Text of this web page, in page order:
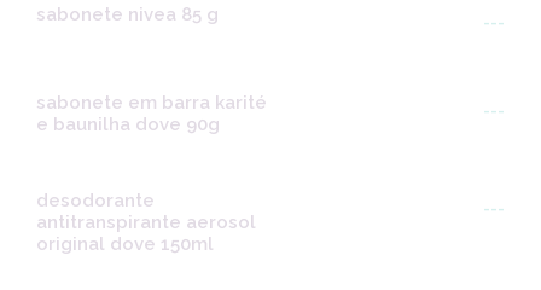
sabonete nivea 85 g ---
sabonete em barra karité
e baunilha dove 90g
---
desodorante
antitranspirante aerosol
original dove 150ml
---